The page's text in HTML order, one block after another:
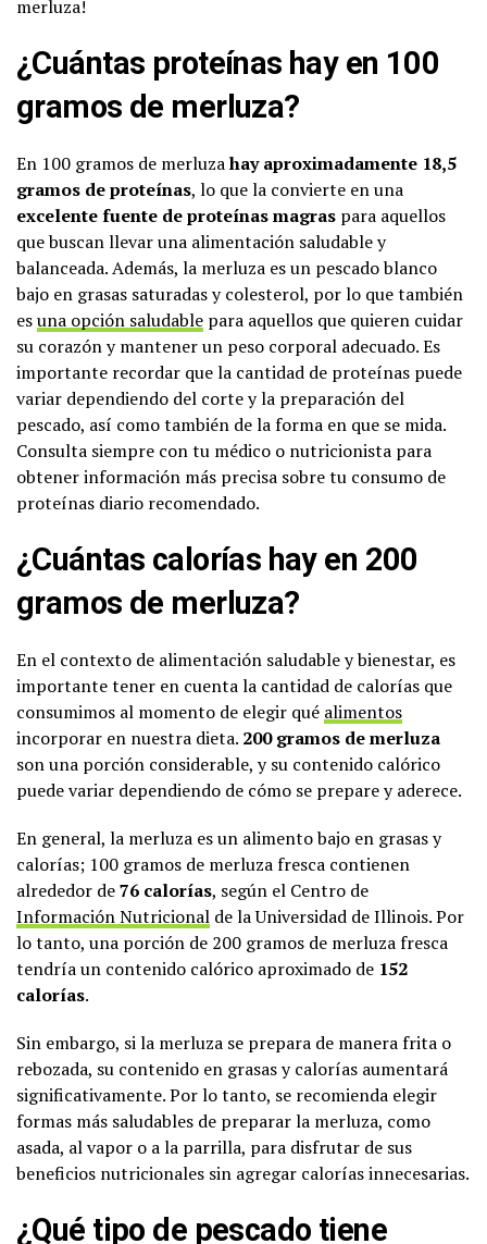
merluza!
¿Cuántas proteínas hay en 100
gramos de merluza?
En 100 gramos de merluzahay aproximadamente 18,5
gramos de proteínas, lo que la convierte en una
excelente fuente de proteínas magras para aquellos
que buscan llevar una alimentación saludable y
balanceada. Además, la merluza es un pescado blanco
bajo en grasas saturadas y colesterol, por lo que también
esuna opción saludable para aquellos que quieren cuidar
su corazón y mantener un peso corporal adecuado. Es
importante recordar que la cantidad de proteínas puede
variar dependiendo del corte y la preparación del
pescado, así como también de la forma en que se mida.
Consulta siempre con tu médico o nutricionista para
obtener información más precisa sobre tu consumo de
proteínas diario recomendado.
¿Cuántas calorías hay en 200
gramos de merluza?
En el contexto de alimentación saludable y bienestar, es
importante tener en cuenta la cantidad de calorías que
consumimos al momento de elegir qué alimentos
incorporar en nuestra dieta. 200 gramos de merluza
son una porción considerable, y su contenido calórico
puede variar dependiendo de cómo se prepare y aderece.
En general, la merluza es un alimento bajo en grasas y
calorías; 100 gramos de merluza fresca contienen
alrededor de76 calorías, según el Centro de
Información Nutricional de la Universidad de Illinois. Por
lo tanto, una porción de 200 gramos de merluza fresca
tendría un contenido calórico aproximado de 152
calorías.
Sin embargo, si la merluza se prepara de manera frita o
rebozada, su contenido en grasas y calorías aumentará
significativamente. Por lo tanto, se recomienda elegir
formas más saludables de preparar la merluza, como
asada, al vapor o a la parrilla, para disfrutar de sus
beneficios nutricionales sin agregar calorías innecesarias.
¿Qué tipo de pescado tiene